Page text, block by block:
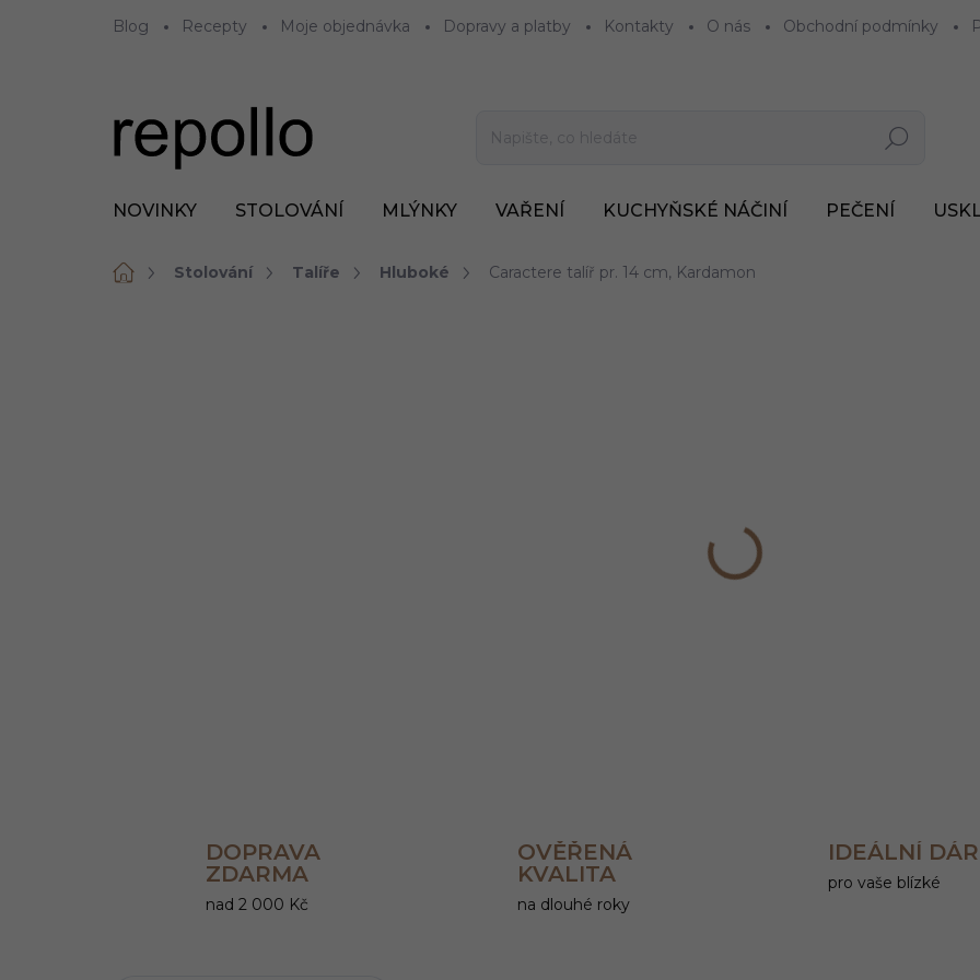
Blog Recepty Moje objednávka Dopravy a platby Kontakty O nás Obchodní podmínky
Hledat
NOVINKY STOLOVÁNÍ MLÝNKY VAŘENÍ KUCHYŇSKÉ NÁČINÍ PEČENÍ
DomůStolování Talíře Hluboké Caractere talíř pr. 14 cm, Kardamon
DOPRAVA
ZDARMA
nad 2 000 Kč
OVĚŘENÁ
KVALITA
na dlouhé roky
IDEÁLNÍ
pro vaše blízké